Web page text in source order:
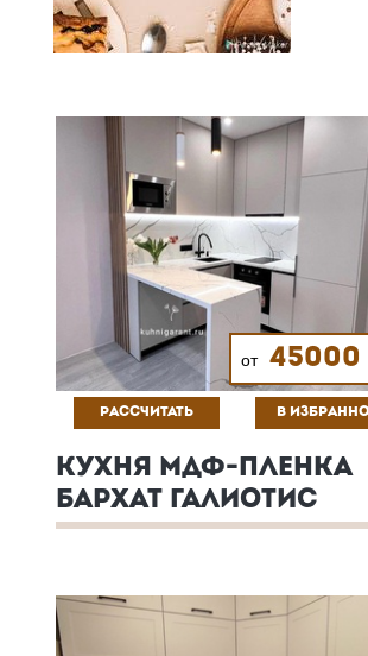
от 45000
РАССЧИТАТЬ В
КУХНЯ МДФ-ПЛЕНКА
БАРХАТ ГАЛИОТИС